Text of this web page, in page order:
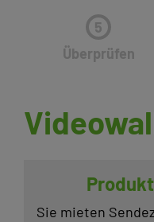
5
Überprüfen
Sie mieten